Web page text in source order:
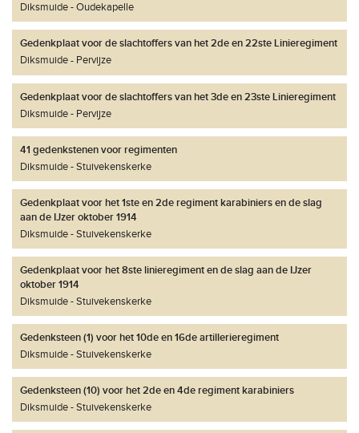
Diksmuide
Oudekapelle
Gedenkplaat voor de slachtoffers van het 2de en 22ste Linieregiment
Diksmuide
Pervijze
Gedenkplaat voor de slachtoffers van het 3de en 23ste Linieregiment
Diksmuide
Pervijze
41 gedenkstenen voor regimenten
Diksmuide
Stuivekenskerke
Gedenkplaat voor het 1ste en 2de regiment karabiniers en de slag
aan de IJzer oktober 1914
Diksmuide
Stuivekenskerke
Gedenkplaat voor het 8ste linieregiment en de slag aan de IJzer
oktober 1914
Diksmuide
Stuivekenskerke
Gedenksteen (1) voor het 10de en 16de artillerieregiment
Diksmuide
Stuivekenskerke
Gedenksteen (10) voor het 2de en 4de regiment karabiniers
Diksmuide
Stuivekenskerke